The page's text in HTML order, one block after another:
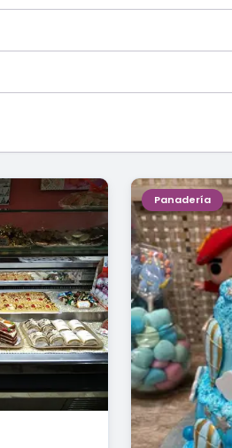
Panadería